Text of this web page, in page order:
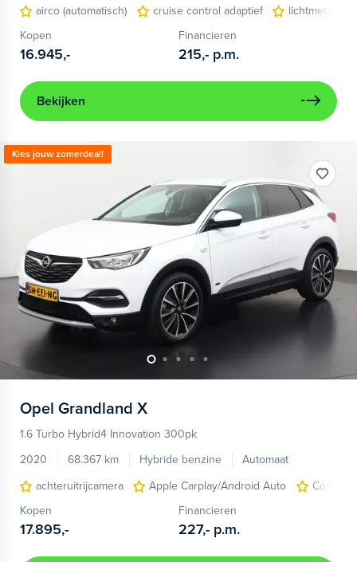
airco (automatisch) cruise control adaptief
lichtmetalen
Kopen
16.945,-
Financieren
215,- p.m.
Bekijken
Kies jouw zomerdeal!
Opel Grandland X
1.6 Turbo Hybrid4 Innovation 300pk
2020
68.367 km Hybride benzine
Automaat
achteruitrijcamera
Apple Carplay/Android Auto
Kopen
17.895,-
Financieren
227,- p.m.